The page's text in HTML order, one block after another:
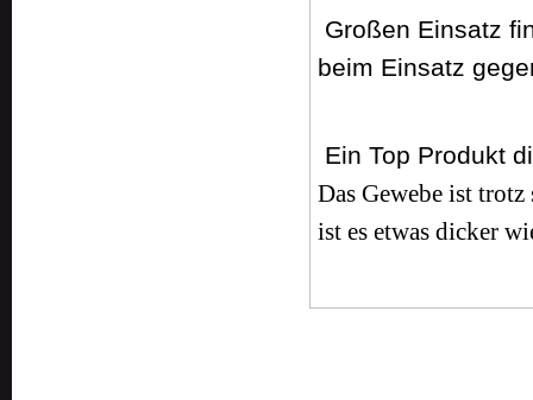
Großen Einsatz
beim Einsatz
Ein Top Produkt
Das Gewebe ist
ist es etwas dicker